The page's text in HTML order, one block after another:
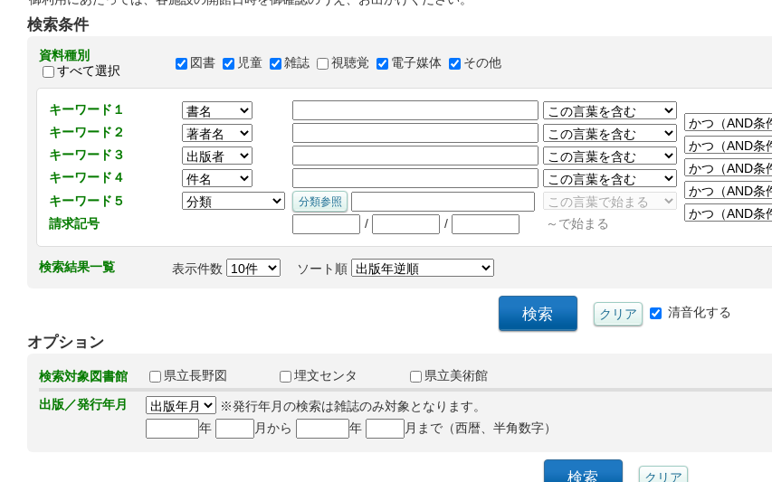
検索条件
資料種別
すべて選択
図書 児童 雑誌 視聴覚 電子媒体 その他
キーワード１
キーワード２
キーワード３
キーワード４
キーワード５
請求記号
/ / ～で始まる
検索結果一覧 表示件数 ソート順
清音化する
オプション
検索対象図書館 県立長野図 埋文センタ
県立美術館
出版／発行年月
※発行年月の検索は雑誌のみ対象となります。
年
月から 年 月まで（西暦、半角数字）